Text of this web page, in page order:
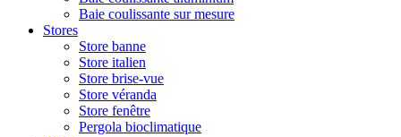
Baie coulissante sur mesure
Stores
Store banne
Store italien
Store brise-vue
Store véranda
Store fenêtre
Pergola bioclimatique